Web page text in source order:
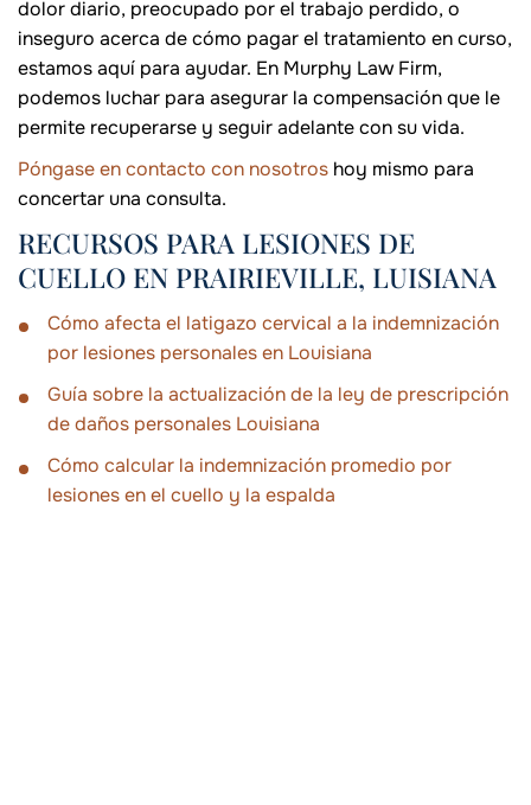
dolor diario, preocupado por el trabajo perdido, o
inseguro acerca de cómo pagar el tratamiento en curso,
estamos aquí para ayudar. En Murphy Law Firm,
podemos luchar para asegurar la compensación que le
permite recuperarse y seguir adelante con su vida.
Póngase en contacto con nosotros hoy mismo para
concertar una consulta.
RECURSOS PARA LESIONES DE
CUELLO EN PRAIRIEVILLE, LUISIANA
Cómo afecta el latigazo cervical a la indemnización
por lesiones personales en Louisiana
Guía sobre la actualización de la ley de prescripción
de daños personales Louisiana
Cómo calcular la indemnización promedio por
lesiones en el cuello y la espalda